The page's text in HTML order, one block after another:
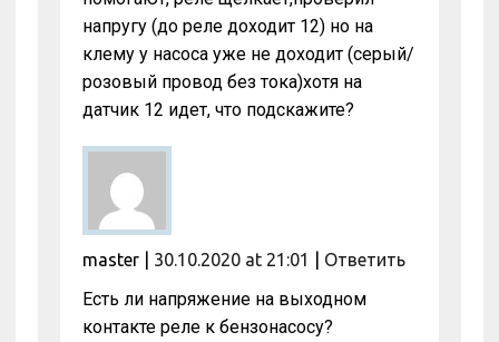
напругу (до реле доходит 12) но на
клему у насоса уже не доходит (серый/
розовый провод без тока)хотя на
датчик 12 идет, что подскажите?
master| 30.10.2020 at 21:01 Ответить
Есть ли напряжение на выходном
контакте реле к бензонасосу?